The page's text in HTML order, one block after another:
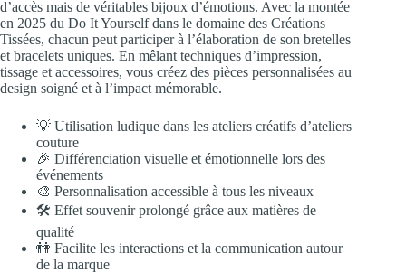
d’accès mais de véritables bijoux d’émotions. Avec la montée
en 2025 du Do It Yourself dans le domaine des Créations
Tissées, chacun peut participer à l’élaboration de son bretelles
et bracelets uniques. En mêlant techniques d’impression,
tissage et accessoires, vous créez des pièces personnalisées au
design soigné et à l’impact mémorable.
💡 Utilisation ludique dans les ateliers créatifs d’ateliers
couture
🎉 Différenciation visuelle et émotionnelle lors des
événements
🎨 Personnalisation accessible à tous les niveaux
🛠️ Effet souvenir prolongé grâce aux matières de
qualité
👫 Facilite les interactions et la communication autour
de la marque